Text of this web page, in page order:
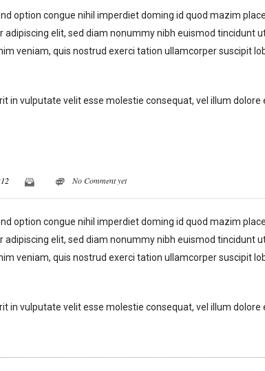
option congue nihil imperdiet doming id quod mazim
adipiscing elit, sed diam nonummy nibh euismod tincidunt
veniam, quis nostrud exerci tation ullamcorper suscipit
in vulputate velit esse molestie consequat, vel illum
No Comment yet
option congue nihil imperdiet doming id quod mazim
elit, sed diam nonummy nibh euismod tincidunt
veniam, quis nostrud exerci tation ullamcorper suscipit
in vulputate velit esse molestie consequat, vel illum dolore